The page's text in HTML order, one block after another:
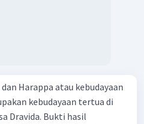
Harappa atau kebudayaan
kebudayaan tertua di
Dravida. Bukti hasil